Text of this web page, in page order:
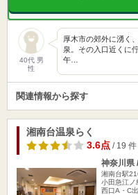
40代 男
性
厚木市の郊外に湧く
泉。その入口近くに
午…
関連情報から探す
湘南台温泉らく
3.6点/ 19 件
神奈川県
湘南台駅
小田急江ノ
西口A・C